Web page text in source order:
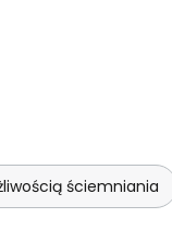
ściemniania